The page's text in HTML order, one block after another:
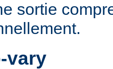
sortie
vary